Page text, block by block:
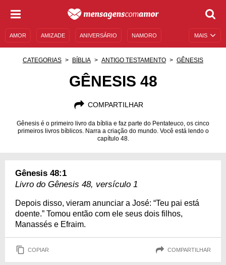
MAIS
AMOR AMIZADE ANIVERSÁRIO NAMORO
AUTOAJUDA
CATEGORIAS BÍBLIA ANTIGO TESTAMENTO GÊNESIS
GÊNESIS 48
COMPARTILHAR
Gênesis é o primeiro livro da bíblia e faz parte do Pentateuco, os cinco
primeiros livros bíblicos. Narra a criação do mundo. Você está lendo o
capítulo 48.
Gênesis 48:1
Livro do Gênesis 48, versículo 1
Depois disso, vieram anunciar a José: “Teu pai está
doente.” Tomou então com ele seus dois filhos,
Manassés e Efraim.
COPIAR COMPARTILHAR